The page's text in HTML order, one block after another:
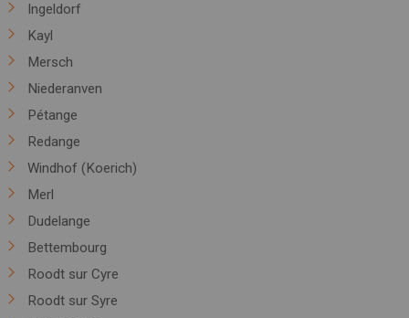
Ingeldorf
Kayl
Mersch
Niederanven
Pétange
Redange
Windhof (Koerich)
Merl
Dudelange
Bettembourg
Roodt sur Cyre
Roodt sur Syre